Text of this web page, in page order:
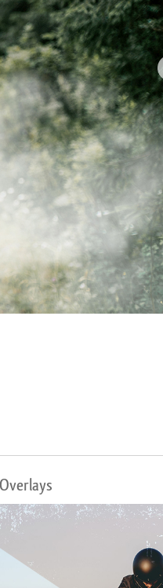
Dati di Addestramento AI